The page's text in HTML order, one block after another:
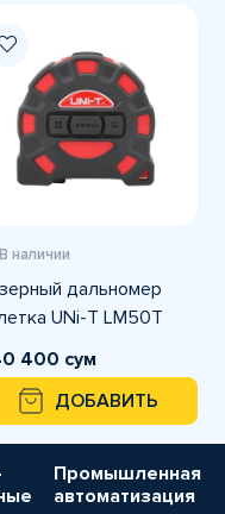
В наличии
дальномер
UNi-T LM50T
400 сум
ДОБАВИТЬ
Промышленная
автоматизация